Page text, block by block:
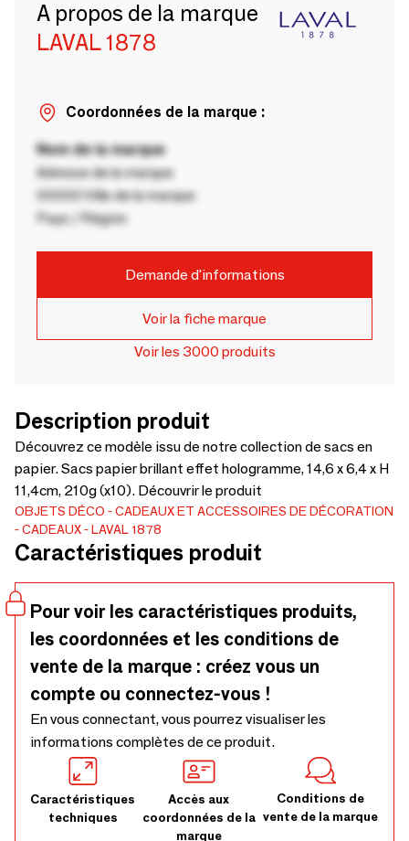
A propos de la marque
LAVAL 1878
Coordonnées de la marque :
Nom de la marque
Adresse de la marque
00000 Ville de la marque
Pays / Région
Demande d'informations
Voir la fiche marque
Voir les 3000 produits
Description produit
Découvrez ce modèle issu de notre collection de sacs en
papier. Sacs papier brillant effet hologramme, 14,6 x 6,4 x H
11,4cm, 210g (x10). Découvrir le produit
OBJETS DÉCO
CADEAUX ET ACCESSOIRES DE DÉCORATION
CADEAUX
LAVAL 1878
Caractéristiques produit
Pour voir les caractéristiques produits,
les coordonnées et les conditions de
vente de la marque : créez vous un
compte ou connectez-vous !
En vous connectant, vous pourrez visualiser les
informations complètes de ce produit.
Caractéristiques
techniques
Accès aux
coordonnées de la
marque
Conditions de
vente de la marque